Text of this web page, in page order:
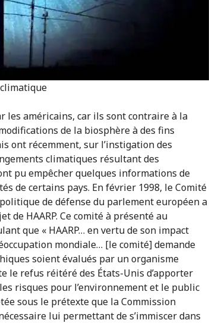
les américains, car ils sont contraire à la
de la biosphère à des fins
ont récemment, sur l’instigation des
climatiques résultant des
pu empêcher quelques informations de
de certains pays. En février 1998, le Comité
de défense du parlement européen a
de HAARP. Ce comité à présenté au
que « HAARP… en vertu de son impact
mondiale… [le comité] demande
soient évalués par un organisme
refus réitéré des États-Unis d’apporter
risques pour l’environnement et le public
sous le prétexte que la Commission
lui permettant de s’immiscer dans